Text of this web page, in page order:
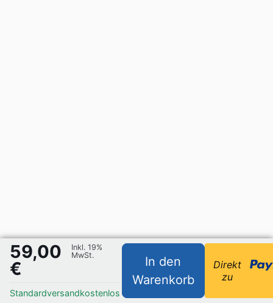
59,00
€
Inkl. 19%
MwSt.
Standardversandkostenlos
In den
Warenkorb
Direkt
zu